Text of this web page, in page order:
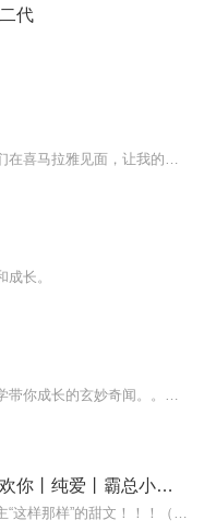
代
长。
我不喜欢男人，我只喜欢你丨纯爱丨霸总小甜剧